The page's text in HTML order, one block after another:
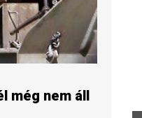
még nem áll